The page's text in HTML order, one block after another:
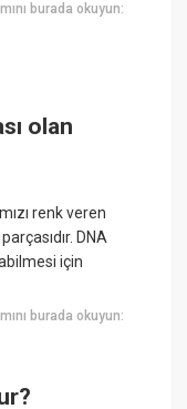
burada okuyun:
olan
renk veren
DNA
için
burada okuyun: